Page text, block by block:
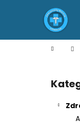
Domů
í
Zpět
do
Zpět
do